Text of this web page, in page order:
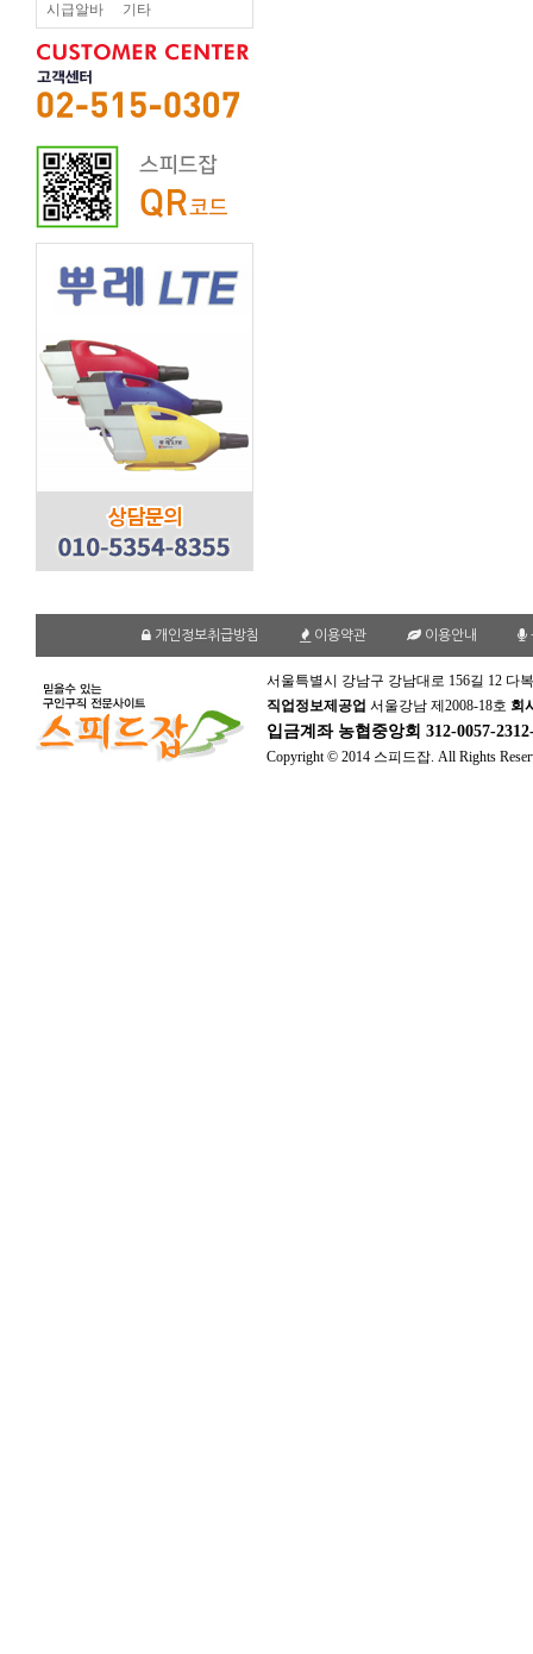
시급알바 기타
개인정보취급방침 이용약관 이용안내
서울특별시 강남구 강남대로 156길 12 다
직업정보제공업 서울강남 제2008-18호 회
입금계좌 농협중앙회 312-0057-
Copyright © 2014 스피드잡. All Rights